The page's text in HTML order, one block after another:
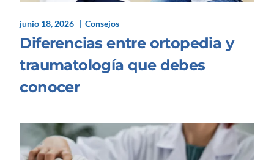
junio 18, 2026 Consejos
Diferencias entre ortopedia y
traumatología que debes
conocer